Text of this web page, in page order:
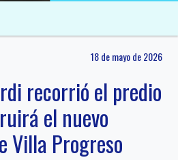
18 de mayo de 2026
recorrió el predio
el nuevo
Villa Progreso